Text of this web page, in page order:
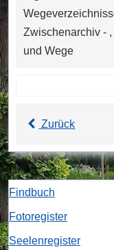
Zwischenarchiv -
und Wege
Zurück
Findbuch
Fotoregister
Seelenregister